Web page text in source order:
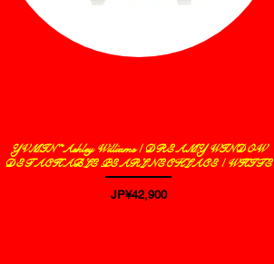
제품보기
YVMIN *Ashley Williams / DREAMY WINDOW
DETACHABLE PEARL NECKLACE / WHITE
가격
JP¥42,900